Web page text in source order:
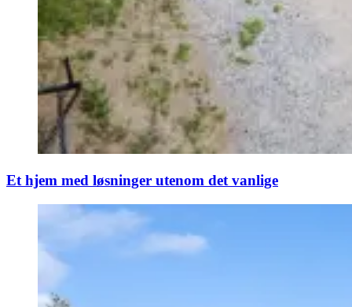
Et hjem med løsninger utenom det vanlige